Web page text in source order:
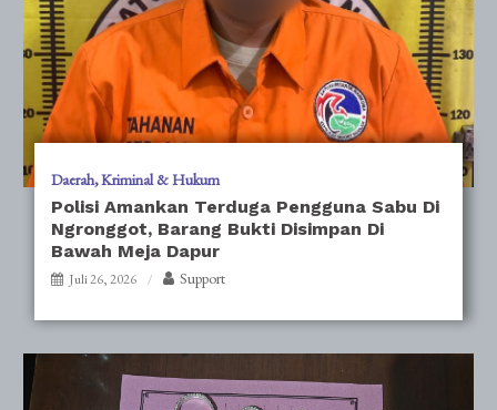
Daerah Kriminal & Hukum
Polisi Amankan Terduga Pengguna Sabu Di
Ngronggot, Barang Bukti Disimpan Di
Bawah Meja Dapur
Juli 26, 2026 Support